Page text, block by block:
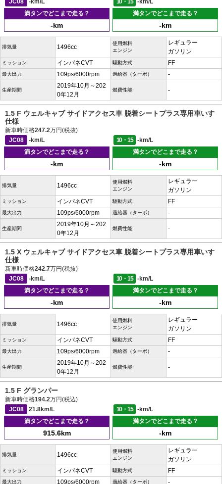
JC08 -km/L 10・15
-km/L
満タンでどこまで走る？
-km
満タンでどこまで走る？
-km
排気量 1496cc
使用燃料
エンジン
レギュラー
ガソリン
ミッション インパネCVT 駆動方式 FF
最大出力 109ps/6000rpm 過給器（ターボ） -
生産期間
2019年10月～202
0年12月
燃費性能 -
1.5 F ウェルキャブ サイドアクセス車 脱着シートプラス専用車いす
仕様
新車時価格247.2万円(税抜)
JC08
-km/L 10・15
-km/L
満タンでどこまで走る？
-km
満タンでどこまで走る？
-km
排気量 1496cc
使用燃料
エンジン
レギュラー
ガソリン
ミッション インパネCVT 駆動方式 FF
最大出力 109ps/6000rpm 過給器（ターボ） -
生産期間
2019年10月～202
0年12月
燃費性能 -
1.5 X ウェルキャブ サイドアクセス車 脱着シートプラス専用車いす
仕様
新車時価格242.7万円(税抜)
JC08
-km/L 10・15
-km/L
満タンでどこまで走る？
-km
満タンでどこまで走る？
-km
排気量 1496cc
使用燃料
エンジン
レギュラー
ガソリン
ミッション インパネCVT 駆動方式 FF
最大出力 109ps/6000rpm 過給器（ターボ） -
生産期間
2019年10月～202
0年12月
燃費性能 -
1.5 F グランパー
新車時価格194.2万円(税込)
JC08
21.8km/L 10・15
-km/L
満タンでどこまで走る？
915.6km
満タンでどこまで走る？
-km
排気量 1496cc
使用燃料
エンジン
レギュラー
ガソリン
ミッション インパネCVT 駆動方式 FF
最大出力 109ps/6000rpm 過給器（ターボ） -